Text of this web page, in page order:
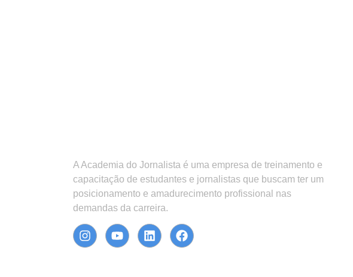
A Academia do Jornalista é uma empresa de treinamento e
capacitação de estudantes e jornalistas que buscam ter um
posicionamento e amadurecimento profissional nas
demandas da carreira.